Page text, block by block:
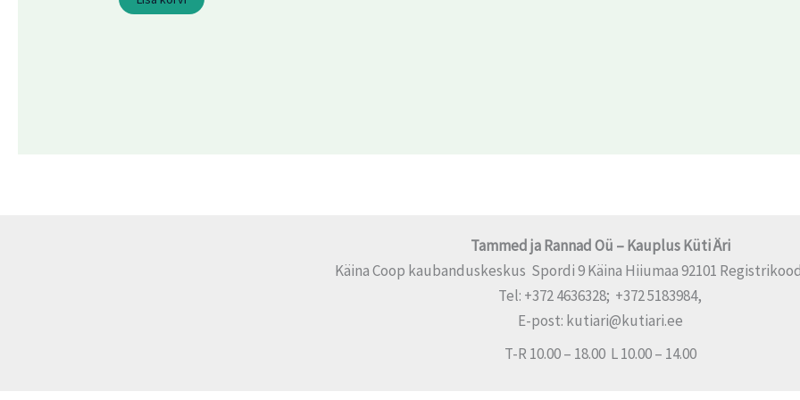
Tammed ja Rannad Oü – Kauplus Küti Äri
Käina Coop kaubanduskeskus Spordi 9 Käina Hiiumaa 92101
Tel: +372 4636328; +372 5183984,
E-post: kutiari@kutiari.ee
T-R 10.00 – 18.00 L 10.00 – 14.00